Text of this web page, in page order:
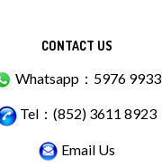
CONTACT US
Whatsapp：5976 9933
Tel：(852) 3611 8923
Email Us